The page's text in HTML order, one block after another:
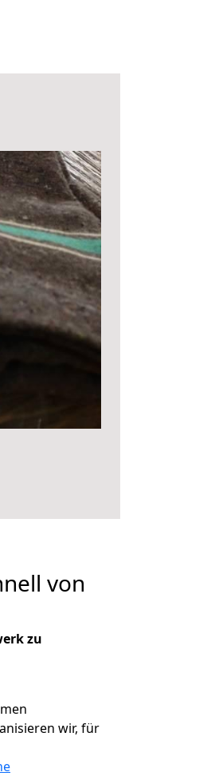
von
zu
wir, für